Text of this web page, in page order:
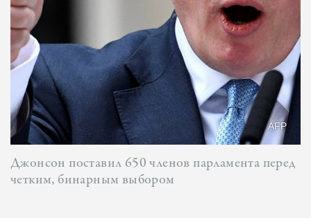
AFP
Джонсон поставил 650 членов парламента перед
четким, бинарным выбором